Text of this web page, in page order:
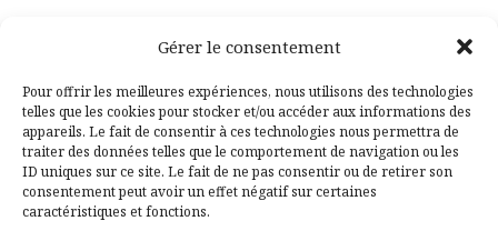
Gérer le consentement
Pour offrir les meilleures expériences, nous utilisons des technologies
telles que les cookies pour stocker et/ou accéder aux informations des
appareils. Le fait de consentir à ces technologies nous permettra de
traiter des données telles que le comportement de navigation ou les
ID uniques sur ce site. Le fait de ne pas consentir ou de retirer son
consentement peut avoir un effet négatif sur certaines
caractéristiques et fonctions.
Facebook
Pinterest